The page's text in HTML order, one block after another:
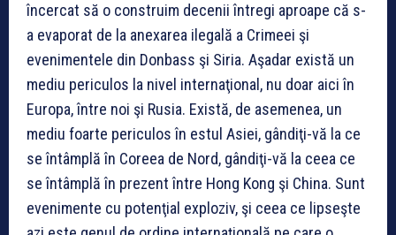
încercat să o construim decenii întregi aproape că s-
a evaporat de la anexarea ilegală a Crimeei şi
evenimentele din Donbass şi Siria. Aşadar există un
mediu periculos la nivel internaţional, nu doar aici în
Europa, între noi şi Rusia. Există, de asemenea, un
mediu foarte periculos în estul Asiei, gândiţi-vă la ce
se întâmplă în Coreea de Nord, gândiţi-vă la ceea ce
se întâmplă în prezent între Hong Kong şi China. Sunt
evenimente cu potenţial exploziv, şi ceea ce lipseşte